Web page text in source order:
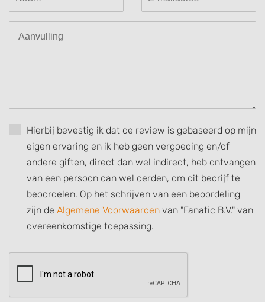
Hierbij bevestig ik dat de review is gebaseerd op mijn
eigen ervaring en ik heb geen vergoeding en/of
andere giften, direct dan wel indirect, heb ontvangen
van een persoon dan wel derden, om dit bedrijf te
beoordelen. Op het schrijven van een beoordeling
zijn de Algemene Voorwaarden van "Fanatic B.V." van
overeenkomstige toepassing.
Understand audiences through statistics
or combinations of data from different
sources
Develop and improve services
Use limited data to select content
Use precise geolocation data
Identify devices based on information